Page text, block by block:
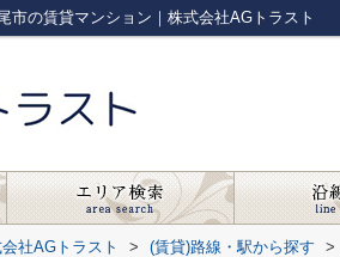
市の賃貸マンション｜株式会社AGトラスト
社AGトラスト > (賃貸)路線・駅から探す >